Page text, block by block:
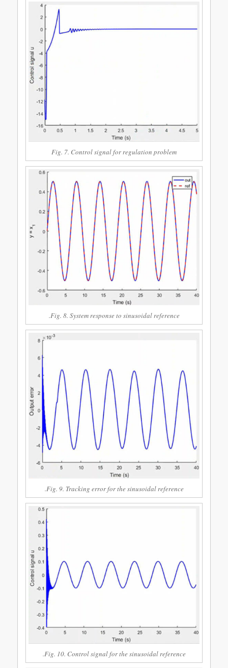
Fig. 7. Control signal for regulation problem
Fig. 8. System response to sinusoidal reference.
Fig. 9. Tracking error for the sinusoidal reference.
Fig. 10. Control signal for the sinusoidal reference.